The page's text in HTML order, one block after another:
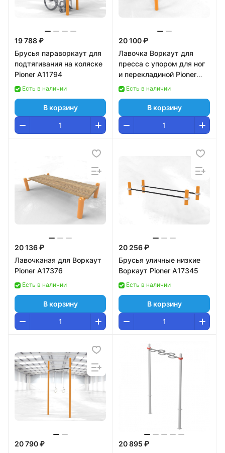
19 788 ₽
Брусья параворкаут для
подтягивания на коляске
Pioner A11794
Есть в наличии
В корзину
20 100 ₽
Лавочка Воркаут для
пресса с упором для ног
и перекладиной Pioner
A17328
Есть в наличии
В корзину
20 136 ₽
Лавочканая для Воркаут
Pioner A17376
Есть в наличии
В корзину
20 256 ₽
Брусья уличные низкие
Воркаут Pioner A17345
Есть в наличии
В корзину
20 790 ₽
20 895 ₽